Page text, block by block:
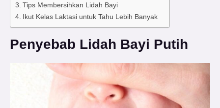
Tips Membersihkan Lidah Bayi
Ikut Kelas Laktasi untuk Tahu Lebih Banyak
Penyebab Lidah Bayi Putih